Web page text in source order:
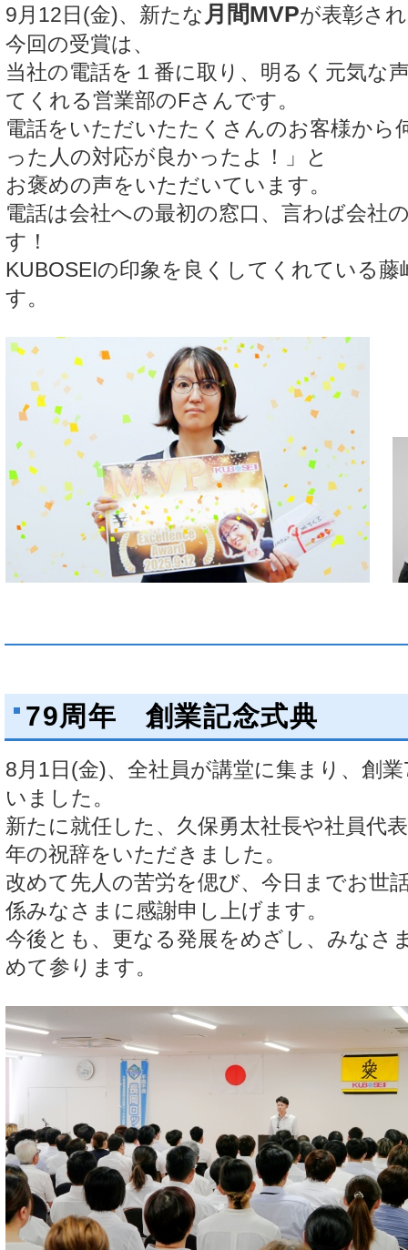
9月12日(金)、新たな 月間MVPが表彰さ
今回の受賞は、
当社の電話を１番に取り、明るく元気な
てくれる営業部のFさんです。
電話をいただいたたくさんのお客様から
った人の対応が良かったよ！」と
お褒めの声をいただいています。
電話は会社への最初の窓口、言わば会社
す！
KUBOSEIの印象を良くしてくれている
す。
79周年 創業記念式典
8月1日(金)、全社員が講堂に集まり、創
いました。
新たに就任した、久保勇太社長や社員代
年の祝辞をいただきました。
改めて先人の苦労を偲び、今日までお世
係みなさまに感謝申し上げます。
今後とも、更なる発展をめざし、みなさ
めて参ります。